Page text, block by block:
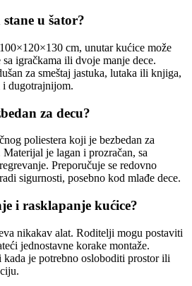
u šator?
cm, unutar kućice može
igračkama ili dvoje manje dece.
za smeštaj jastuka, lutaka ili knjiga,
dugotrajnijom.
za decu?
poliestera koji je bezbedan za
je lagan i prozračan, sa
Preporučuje se redovno
sigurnosti, posebno kod mlađe dece.
i rasklapanje kućice?
nikakav alat. Roditelji mogu postaviti
jednostavne korake montaže.
kada je potrebno osloboditi prostor ili